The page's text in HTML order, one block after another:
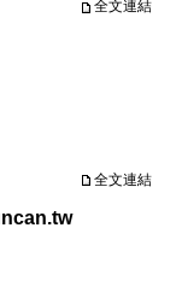
全文連結
全文連結